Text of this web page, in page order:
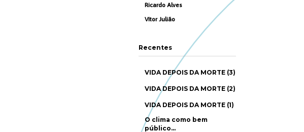
Ricardo Alves
Vítor Julião
Recentes
VIDA DEPOIS DA MORTE (3)
VIDA DEPOIS DA MORTE (2)
VIDA DEPOIS DA MORTE (1)
O clima como bem
público…